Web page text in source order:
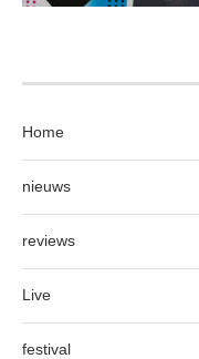
Home
nieuws
reviews
Live
festival